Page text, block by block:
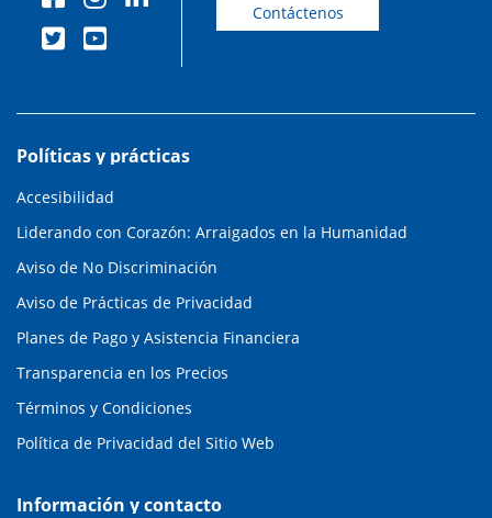
Contáctenos
Políticas y prácticas
Accesibilidad
Liderando con Corazón: Arraigados en la Humanidad
Aviso de No Discriminación
Aviso de Prácticas de Privacidad
Planes de Pago y Asistencia Financiera
Transparencia en los Precios
Términos y Condiciones
Política de Privacidad del Sitio Web
Información y contacto